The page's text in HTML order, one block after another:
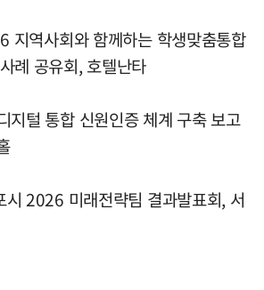
역사회와 함께하는 학생맞춤통합
례 공유회, 호텔난타
털 통합 신원인증 체계 구축 보고
2026 미래전략팀 결과발표회, 서